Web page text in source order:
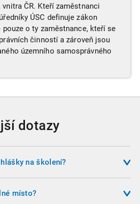
ČR. Kteří zaměstnanci
ÚSC definuje zákon
pouze o ty zaměstnance, kteří se
činností a zároveň jsou
územního samosprávného
dotazy
na školení?
se přihlásit, je vyplnit objednávku
místo?